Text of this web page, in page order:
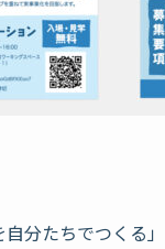
分たちでつくる」